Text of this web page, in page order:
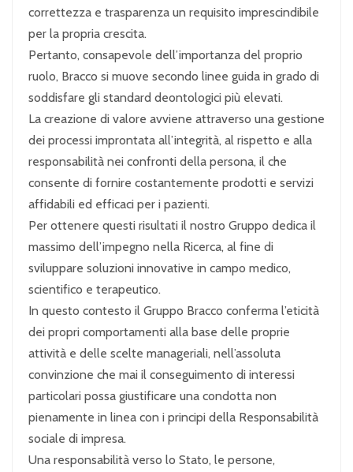
correttezza e trasparenza un requisito imprescindibile
per la propria crescita.
Pertanto, consapevole dell’importanza del proprio
ruolo, Bracco si muove secondo linee guida in grado di
soddisfare gli standard deontologici più elevati.
La creazione di valore avviene attraverso una gestione
dei processi improntata all’integrità, al rispetto e alla
responsabilità nei confronti della persona, il che
consente di fornire costantemente prodotti e servizi
affidabili ed efficaci per i pazienti.
Per ottenere questi risultati il nostro Gruppo dedica il
massimo dell’impegno nella Ricerca, al fine di
sviluppare soluzioni innovative in campo medico,
scientifico e terapeutico.
In questo contesto il Gruppo Bracco conferma l’eticità
dei propri comportamenti alla base delle proprie
attività e delle scelte manageriali, nell’assoluta
convinzione che mai il conseguimento di interessi
particolari possa giustificare una condotta non
pienamente in linea con i principi della Responsabilità
sociale di impresa.
Una responsabilità verso lo Stato, le persone,